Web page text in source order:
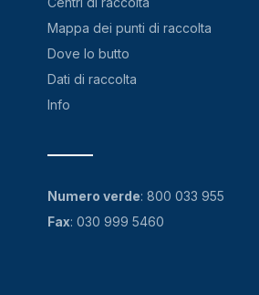
Mappa dei punti di raccolta
Dove lo butto
Dati di raccolta
Info
Numero verde: 800 033 955
Fax: 030 999 5460